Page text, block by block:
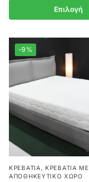
Επιλογή
-9%
ΚΡΕΒΆΤΙΑ, ΚΡΕΒΆΤΙΑ ΜΕ
ΑΠΟΘΗΚΕΥΤΙΚΌ ΧΏΡΟ